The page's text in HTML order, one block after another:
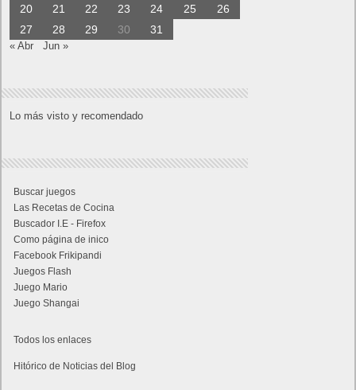
20
21 22 23 24 25
26
27
28 29 30 31
« Abr Jun »
Lo más visto y recomendado
Buscar juegos
Las Recetas de Cocina
Buscador I.E - Firefox
Como página de inico
Facebook Frikipandi
Juegos Flash
Juego Mario
Juego Shangai
Todos los enlaces
Hitórico de Noticias del Blog